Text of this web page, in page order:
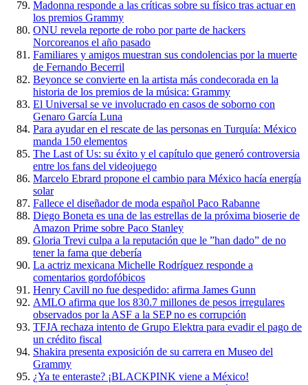
Madonna responde a las críticas sobre su físico tras actuar en
los premios Grammy
ONU revela reporte de robo por parte de hackers
Norcoreanos el año pasado
Familiares y amigos muestran sus condolencias por la muerte
de Fernando Becerril
Beyonce se convierte en la artista más condecorada en la
historia de los premios de la música: Grammy
El Universal se ve involucrado en casos de soborno con
Genaro García Luna
Para ayudar en el rescate de las personas en Turquía: México
manda 150 elementos
The Last of Us: su éxito y el capítulo que generó controversia
entre los fans del videojuego
Marcelo Ebrard propone el cambio para México hacía energía
solar
Fallece el diseñador de moda español Paco Rabanne
Diego Boneta es una de las estrellas de la próxima bioserie de
Amazon Prime sobre Paco Stanley
Gloria Trevi culpa a la reputación que le ”han dado” de no
tener la fama que debería
La actriz mexicana Michelle Rodríguez responde a
comentarios gordofóbicos
Henry Cavill no fue despedido: afirma James Gunn
AMLO afirma que los 830.7 millones de pesos irregulares
observados por la ASF a la SEP no es corrupción
TFJA rechaza intento de Grupo Elektra para evadir el pago de
un crédito fiscal
Shakira presenta exposición de su carrera en Museo del
Grammy
¿Ya te enteraste? ¡BLACKPINK viene a México!